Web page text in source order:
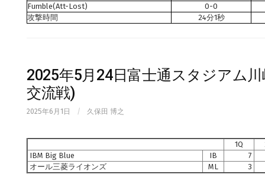
Fumble(Att-Lost)
0-0
攻撃時間
24分1秒
2025年5月24日富士通スタジアム
交流戦)
2025年6月1日 / 久保田 博之
1Q
IBM Big Blue
IB
7
オール三菱ライオンズ
ML
3